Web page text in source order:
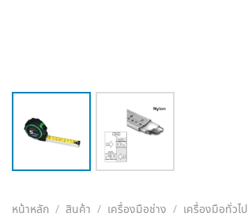
หน้าหลัก / สินค้า / เครื่องมือช่าง / เครื่องมือทั่วไป